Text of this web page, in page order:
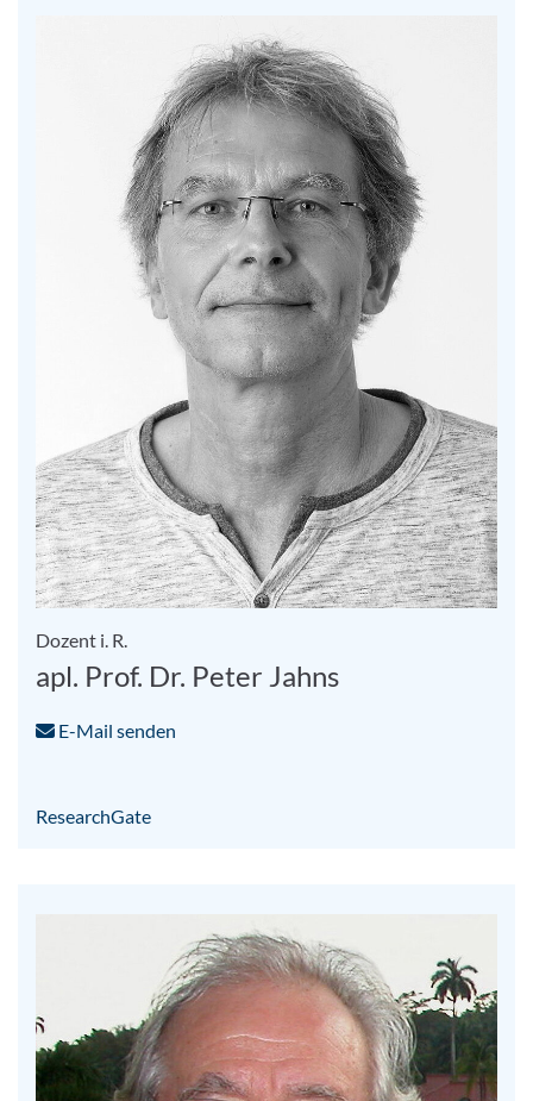
Dozent i. R.
apl. Prof. Dr. Peter Jahns
E-Mail senden
ResearchGate